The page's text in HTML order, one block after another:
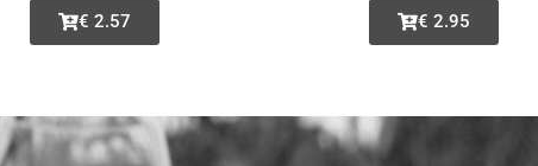
€ 2.57 € 2.95